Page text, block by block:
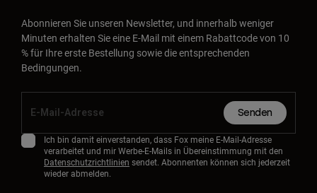
Abonnieren Sie unseren Newsletter, und innerhalb weniger
Minuten erhalten Sie eine E-Mail mit einem Rabattcode von 10
% für Ihre erste Bestellung sowie die entsprechenden
Bedingungen.
Senden
Ich bin damit einverstanden, dass Fox meine E-Mail-Adresse
verarbeitet und mir Werbe-E-Mails in Übereinstimmung mit den
Datenschutzrichtlinien sendet. Abonnenten können sich jederzeit
wieder abmelden.